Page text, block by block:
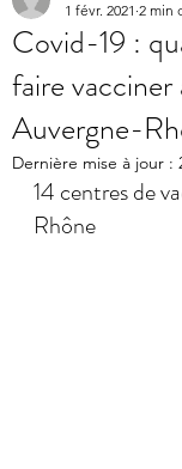
Covid-19 :
faire
Auvergne-
1 févr. 2021 2 min
Dernière mise à jour :
14 centres de
Rhône